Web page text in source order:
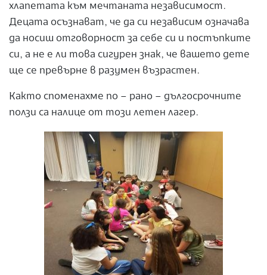
хлапетата към мечтаната независимост.
Децата осъзнават, че да си независим означава
да носиш отговорност за себе си и постъпките
си, а не е ли това сигурен знак, че вашето дете
ще се превърне в разумен възрастен.
Както споменахме по – рано – дългосрочните
ползи са налице от този летен лагер.